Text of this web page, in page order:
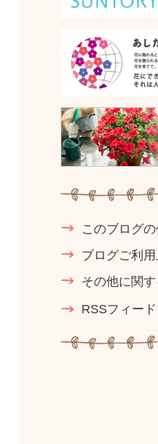
このブログ
ブログご利
その他に関
RSSフィード